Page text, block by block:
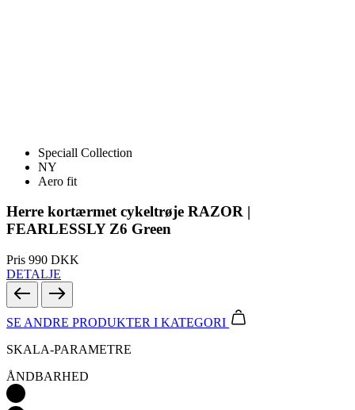
Speciall Collection
NY
Aero fit
Herre kortærmet cykeltrøje RAZOR |
FEARLESSLY Z6 Green
Pris 990 DKK
DETALJE
SE ANDRE PRODUKTER I KATEGORI
SKALA-PARAMETRE
ÅNDBARHED